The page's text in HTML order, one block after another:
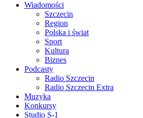
Wiadomości
Szczecin
Region
Polska i świat
Sport
Kultura
Biznes
Podcasty
Radio Szczecin
Radio Szczecin Extra
Muzyka
Konkursy
Studio S-1